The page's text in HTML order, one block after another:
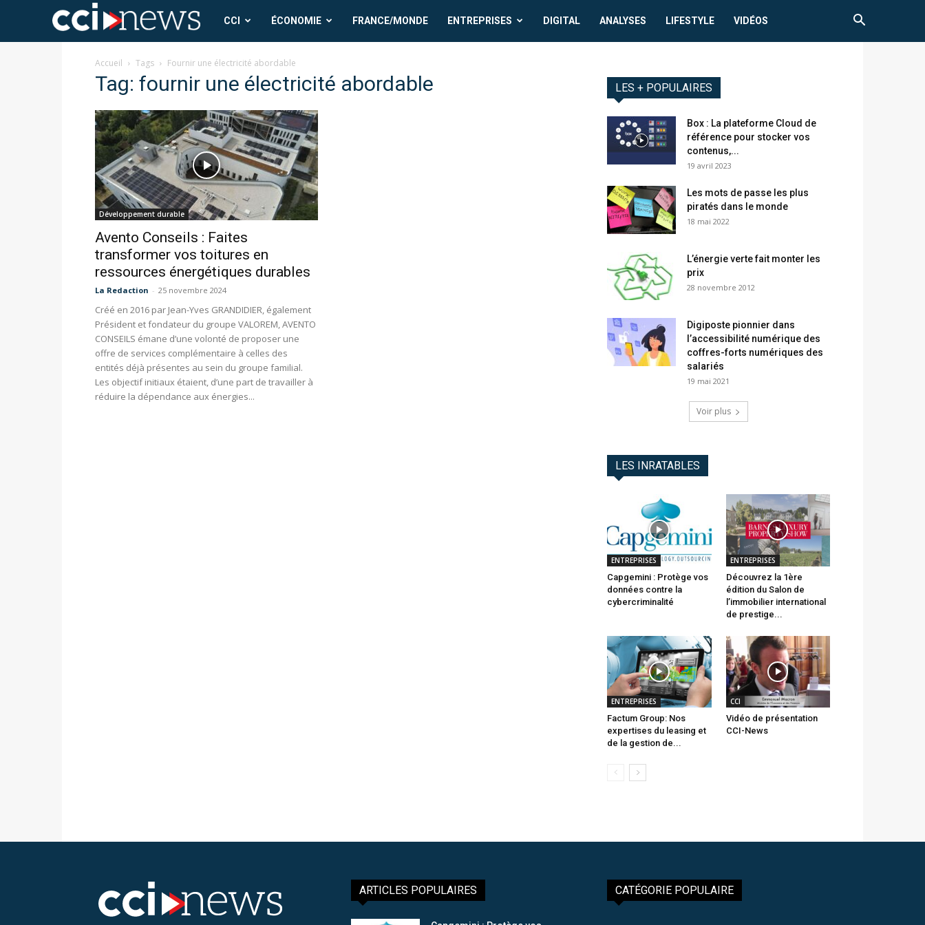
CCI
News
CCI ÉCONOMIE FRANCE/MONDE ENTREPRISES DIGITAL ANALYSES LIFESTYLE VIDÉOS
Accueil Tags Fournir une électricité abordable
Tag: fournir une électricité abordable
Développement durable
Avento Conseils : Faites
transformer vos toitures en
ressources énergétiques durables
La Redaction - 25 novembre 2024
Créé en 2016 par Jean-Yves GRANDIDIER, également
Président et fondateur du groupe VALOREM, AVENTO
CONSEILS émane d’une volonté de proposer une
offre de services complémentaire à celles des
entités déjà présentes au sein du groupe familial.
Les objectif initiaux étaient, d’une part de travailler à
réduire la dépendance aux énergies...
LES + POPULAIRES
Box : La plateforme Cloud de
référence pour stocker vos
contenus,...
19 avril 2023
Les mots de passe les plus
piratés dans le monde
18 mai 2022
L’énergie verte fait monter les
prix
28 novembre 2012
Digiposte pionnier dans
l’accessibilité numérique des
coffres-forts numériques des
salariés
19 mai 2021
Voir plus
LES INRATABLES
ENTREPRISES
Capgemini : Protège vos
données contre la
cybercriminalité
ENTREPRISES
Découvrez la 1ère
édition du Salon de
l’immobilier international
de prestige...
ENTREPRISES
Factum Group: Nos
expertises du leasing et
de la gestion de...
CCI
Vidéo de présentation
CCI-News
ARTICLES POPULAIRES CATÉGORIE POPULAIRE